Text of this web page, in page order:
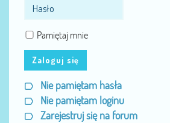
Pamiętaj mnie
Zaloguj się
Nie pamiętam hasła
Nie pamiętam loginu
Zarejestruj się na forum